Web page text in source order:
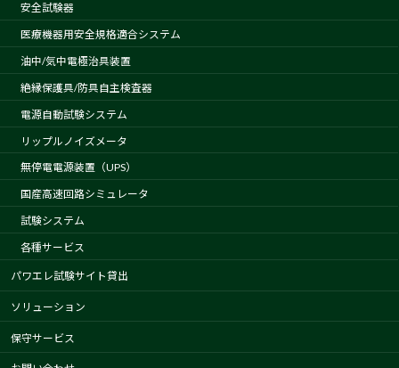
安全試験器
医療機器用安全規格適合システム
油中/気中電極治具装置
絶縁保護具/防具自主検査器
電源自動試験システム
リップルノイズメータ
無停電電源装置（UPS）
国産高速回路シミュレータ
試験システム
各種サービス
パワエレ試験サイト貸出
ソリューション
保守サービス